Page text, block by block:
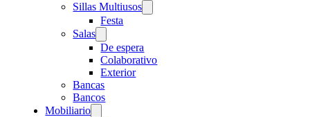
Sillas Multiusos
Festa
Salas
De espera
Colaborativo
Exterior
Bancas
Bancos
Mobiliario